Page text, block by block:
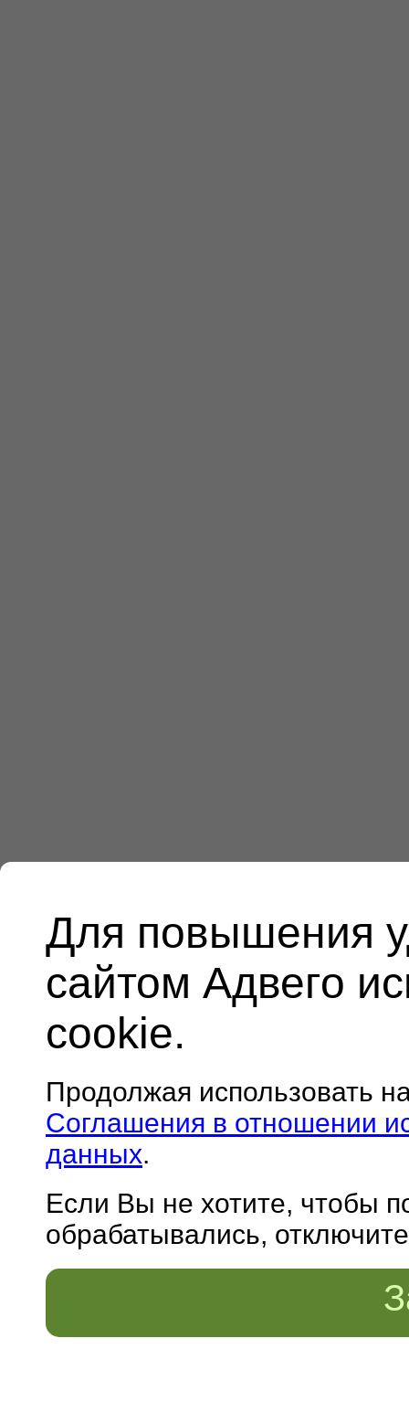
Для повышения
сайтом Адвего
cookie.
Продолжая использовать
Соглашения в отношении
данных.
Если Вы не хотите, чтобы
обрабатывались,